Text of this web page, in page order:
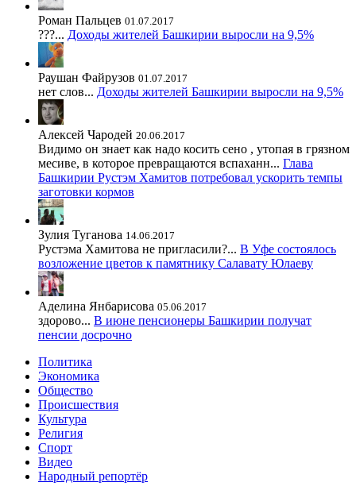
Роман Пальцев 01.07.2017
???... Доходы жителей Башкирии выросли на 9,5%
Раушан Файрузов 01.07.2017
нет слов... Доходы жителей Башкирии выросли на 9,5%
Алексей Чародей 20.06.2017
Видимо он знает как надо косить сено , утопая в грязном
месиве, в которое превращаются вспаханн... Глава
Башкирии Рустэм Хамитов потребовал ускорить темпы
заготовки кормов
Зулия Туганова 14.06.2017
Рустэма Хамитова не пригласили?... В Уфе состоялось
возложение цветов к памятнику Салавату Юлаеву
Аделина Янбарисова 05.06.2017
здорово... В июне пенсионеры Башкирии получат
пенсии досрочно
Политика
Экономика
Общество
Происшествия
Культура
Религия
Спорт
Видео
Народный репортёр